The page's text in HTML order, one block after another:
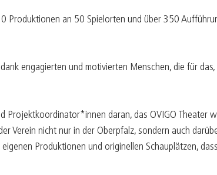
Produktionen an 50 Spielorten und über 350
engagierten und motivierten Menschen, die für
Projektkoordinator*innen daran, das OVIGO Theater
Verein nicht nur in der Oberpfalz, sondern auch
Produktionen und originellen Schauplätzen,